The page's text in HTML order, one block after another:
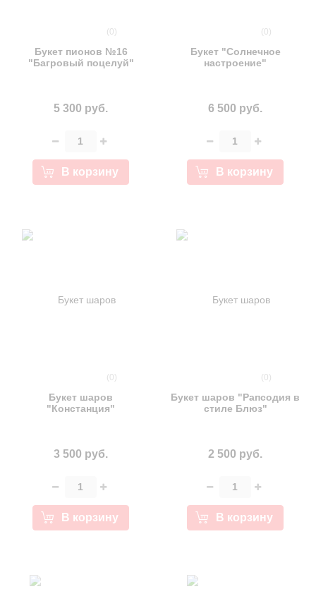
(0)
Букет пионов №16
"Багровый поцелуй"
5 300 руб.
В корзину
(0)
Букет "Солнечное
настроение"
6 500 руб.
В корзину
(0)
Букет шаров
"Констанция"
3 500 руб.
В корзину
(0)
Букет шаров "Рапсодия в
стиле Блюз"
2 500 руб.
В корзину